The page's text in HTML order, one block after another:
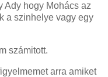
Ady hogy Mohács az
a szinhelye vagy egy
számitott.
arra amiket